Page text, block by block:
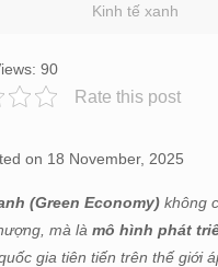
Kinh tế xanh
90
Rate this post
on 18 November, 2025
(Green Economy)không
mà là mô hình phát
gia tiên tiến trên thế giới